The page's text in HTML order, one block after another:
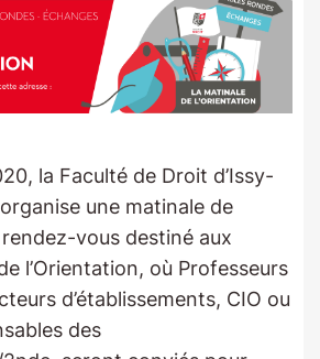
la Faculté de Droit d’Issy-
une matinale de
rendez-vous destiné aux
l’Orientation, où Professeurs
d’établissements, CIO ou
des